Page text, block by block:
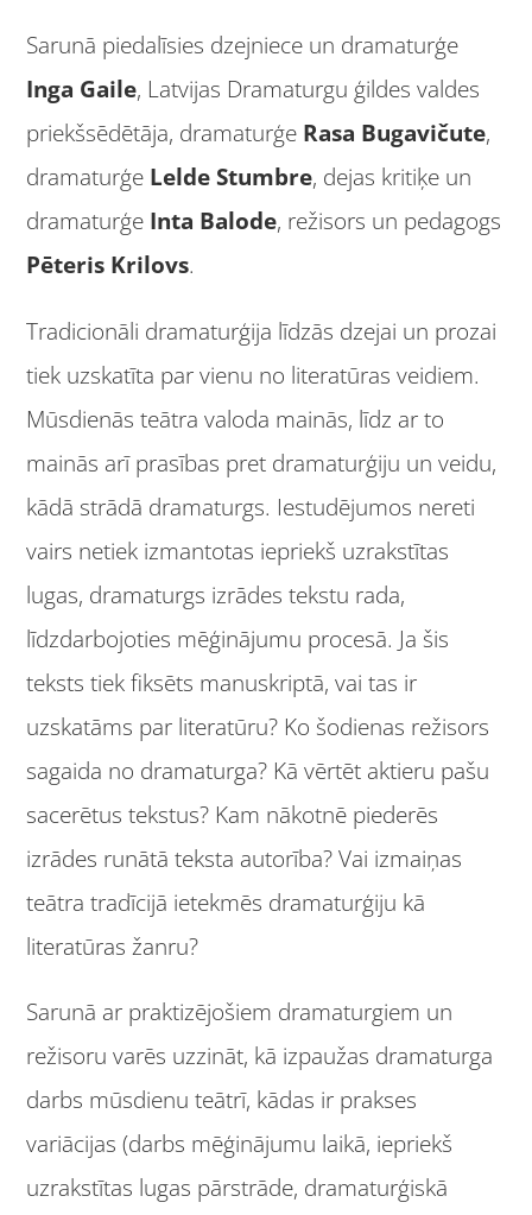
Sarunā piedalīsies dzejniece un dramaturģe
Inga Gaile, Latvijas Dramaturgu ģildes valdes
priekšsēdētāja, dramaturģe Rasa Bugavičute,
dramaturģe Lelde Stumbre, dejas kritiķe un
dramaturģe Inta Balode, režisors un pedagogs
Pēteris Krilovs.
Tradicionāli dramaturģija līdzās dzejai un prozai
tiek uzskatīta par vienu no literatūras veidiem.
Mūsdienās teātra valoda mainās, līdz ar to
mainās arī prasības pret dramaturģiju un veidu,
kādā strādā dramaturgs. Iestudējumos nereti
vairs netiek izmantotas iepriekš uzrakstītas
lugas, dramaturgs izrādes tekstu rada,
līdzdarbojoties mēģinājumu procesā. Ja šis
teksts tiek fiksēts manuskriptā, vai tas ir
uzskatāms par literatūru? Ko šodienas režisors
sagaida no dramaturga? Kā vērtēt aktieru pašu
sacerētus tekstus? Kam nākotnē piederēs
izrādes runātā teksta autorība? Vai izmaiņas
teātra tradīcijā ietekmēs dramaturģiju kā
literatūras žanru?
Sarunā ar praktizējošiem dramaturgiem un
režisoru varēs uzzināt, kā izpaužas dramaturga
darbs mūsdienu teātrī, kādas ir prakses
variācijas (darbs mēģinājumu laikā, iepriekš
uzrakstītas lugas pārstrāde, dramaturģiskā